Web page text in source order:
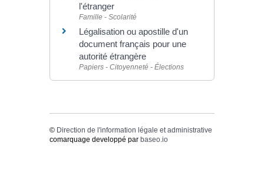
l'étranger
Famille - Scolarité
Légalisation ou apostille d'un
document français pour une
autorité étrangère
Papiers - Citoyenneté - Élections
© Direction de l'information légale et administrative
comarquage developpé par baseo.io